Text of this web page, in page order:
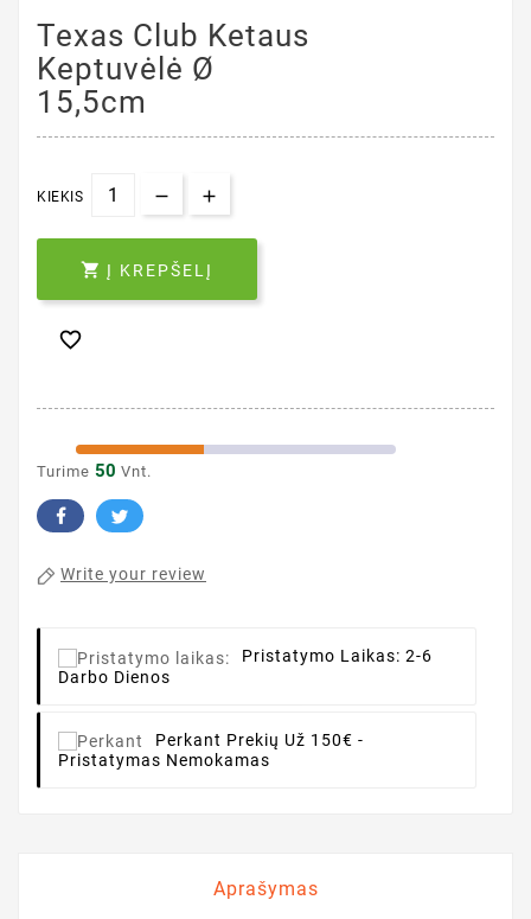
Texas Club Ketaus
Keptuvėlė Ø
15,5cm
KIEKIS
 Į KREPŠELĮ

Turime 50 Vnt.
Write your review
Pristatymo Laikas: 2-6
Darbo Dienos
Perkant Prekių Už 150€ -
Pristatymas Nemokamas
Aprašymas